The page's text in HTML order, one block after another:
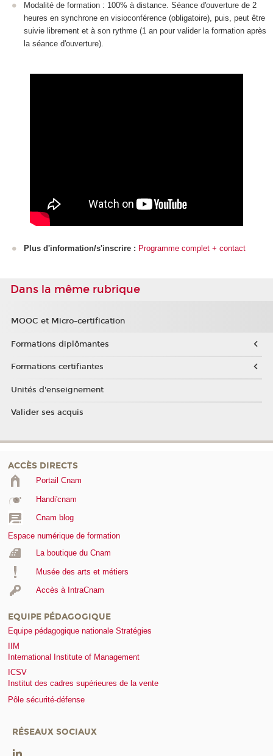
Modalité de formation : 100% à distance. Séance d'ouverture de 2
heures en synchrone en visioconférence (obligatoire), puis, peut être
suivie librement et à son rythme (1 an pour valider la formation après
la séance d'ouverture).
Plus d'information/s'inscrire : Programme complet + contact
Dans la même rubrique
MOOC et Micro-certification
Formations diplômantes
Formations certifiantes
Unités d'enseignement
Valider ses acquis
ACCÈS DIRECTS
Portail Cnam
Handi'cnam
Cnam blog
Espace numérique de formation
La boutique du Cnam
Musée des arts et métiers
Accès à IntraCnam
EQUIPE PÉDAGOGIQUE
Equipe pédagogique nationale Stratégies
IIM
International Institute of Management
ICSV
Institut des cadres supérieures de la vente
Pôle sécurité-défense
RÉSEAUX SOCIAUX